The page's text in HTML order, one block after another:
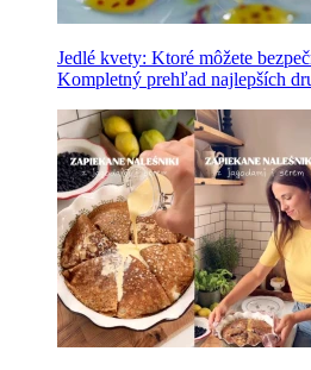
Jedlé kvety: Ktoré môžete
Kompletný prehľad najlepších